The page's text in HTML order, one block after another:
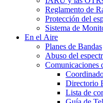
Reglamento de
Protección del
Sistema de
En el Aire
Planes de Bandas
Abuso del
Comunicaciones
Directorio
Lista de